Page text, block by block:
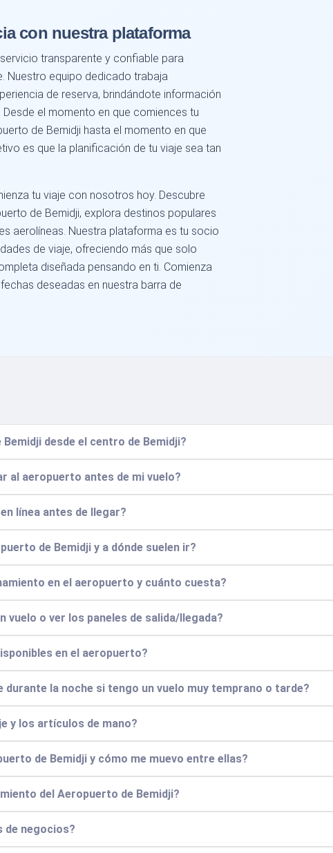
con nuestra plataforma
transparente y confiable para
Nuestro equipo dedicado trabaja
de reserva, brindándote información
el momento en que comiences tu
de Bemidji hasta el momento en que
es que la planificación de tu viaje sea tan
tu viaje con nosotros hoy. Descubre
de Bemidji, explora destinos populares
aerolíneas. Nuestra plataforma es tu socio
de viaje, ofreciendo más que solo
diseñada pensando en ti. Comienza
deseadas en nuestra barra de
desde el centro de Bemidji?
al aeropuerto antes de mi vuelo?
línea antes de llegar?
de Bemidji y a dónde suelen ir?
en el aeropuerto y cuánto cuesta?
vuelo o ver los paneles de salida/llegada?
en el aeropuerto?
durante la noche si tengo un vuelo muy temprano o tarde?
y los artículos de mano?
de Bemidji y cómo me muevo entre ellas?
del Aeropuerto de Bemidji?
de negocios?